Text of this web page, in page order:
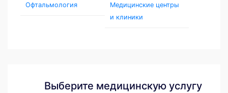
Офтальмология
Медицинские центры
и клиники
Выберите медицинскую услугу